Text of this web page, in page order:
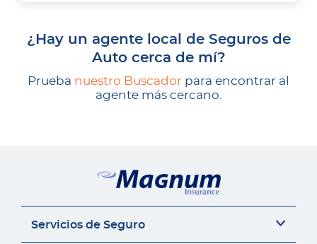
¿Hay un agente local de Seguros de
Auto cerca de mí?
Prueba nuestro Buscador para encontrar al
agente más cercano.
Servicios de Seguro